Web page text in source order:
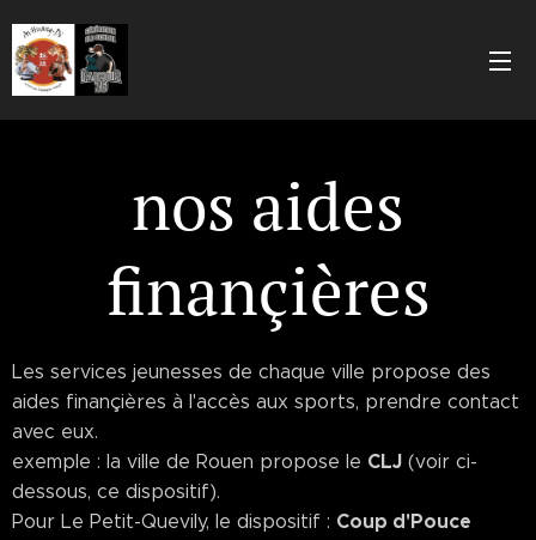
nos aides
finançières
Les services jeunesses de chaque ville propose des
aides finançières à l'accès aux sports, prendre contact
avec eux.
exemple : la ville de Rouen propose le CLJ (voir ci-
dessous, ce dispositif).
Pour Le Petit-Quevily, le dispositif : Coup d'Pouce